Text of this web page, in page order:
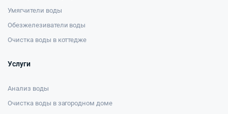
Умягчители воды
Обезжелезиватели воды
Очистка воды в коттедже
Услуги
Анализ воды
Очистка воды в загородном доме